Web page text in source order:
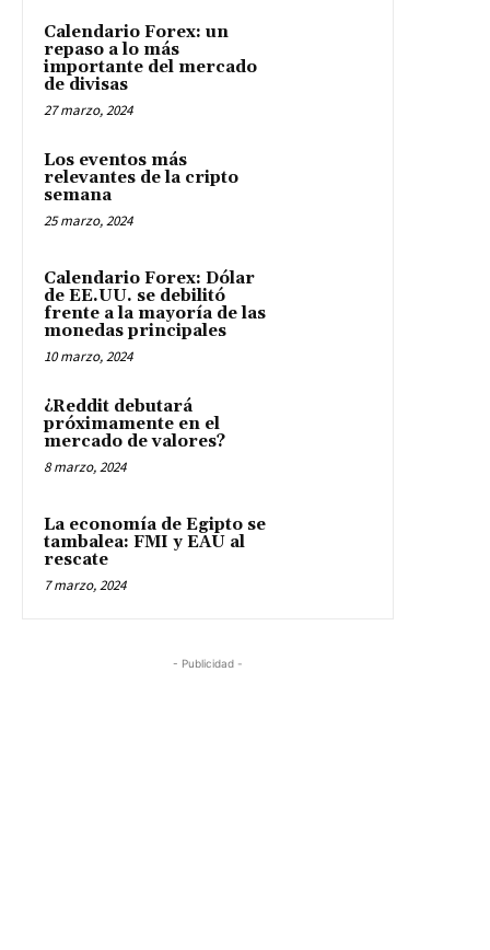
Calendario Forex: un
repaso a lo más
importante del mercado
de divisas
27 marzo, 2024
Los eventos más
relevantes de la cripto
semana
25 marzo, 2024
Calendario Forex: Dólar
de EE.UU. se debilitó
frente a la mayoría de las
monedas principales
10 marzo, 2024
¿Reddit debutará
próximamente en el
mercado de valores?
8 marzo, 2024
La economía de Egipto se
tambalea: FMI y EAU al
rescate
7 marzo, 2024
- Publicidad -